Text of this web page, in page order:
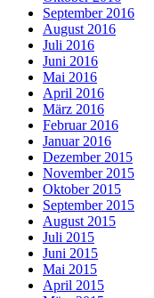
September 2016
August 2016
Juli 2016
Juni 2016
Mai 2016
April 2016
März 2016
Februar 2016
Januar 2016
Dezember 2015
November 2015
Oktober 2015
September 2015
August 2015
Juli 2015
Juni 2015
Mai 2015
April 2015